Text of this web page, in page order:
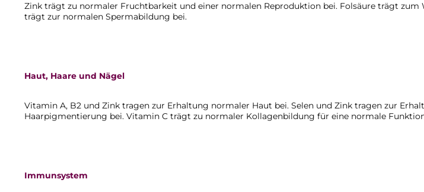
Zink trägt zu normaler Fruchtbarkeit und einer normalen Reproduktion bei. Folsäure trägt
trägt zur normalen Spermabildung bei.
Haut, Haare und Nägel
Vitamin A, B2 und Zink tragen zur Erhaltung normaler Haut bei. Selen und Zink tragen zur
Haarpigmentierung bei. Vitamin C trägt zu normaler Kollagenbildung für eine normale
Immunsystem